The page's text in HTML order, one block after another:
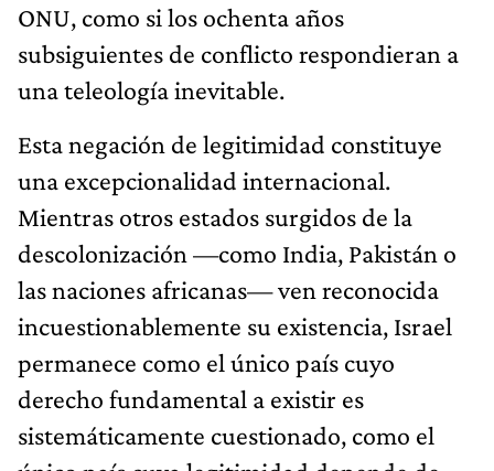
ONU, como si los ochenta años
subsiguientes de conflicto respondieran a
una teleología inevitable.
Esta negación de legitimidad constituye
una excepcionalidad internacional.
Mientras otros estados surgidos de la
descolonización —como India, Pakistán o
las naciones africanas— ven reconocida
incuestionablemente su existencia, Israel
permanece como el único país cuyo
derecho fundamental a existir es
sistemáticamente cuestionado, como el